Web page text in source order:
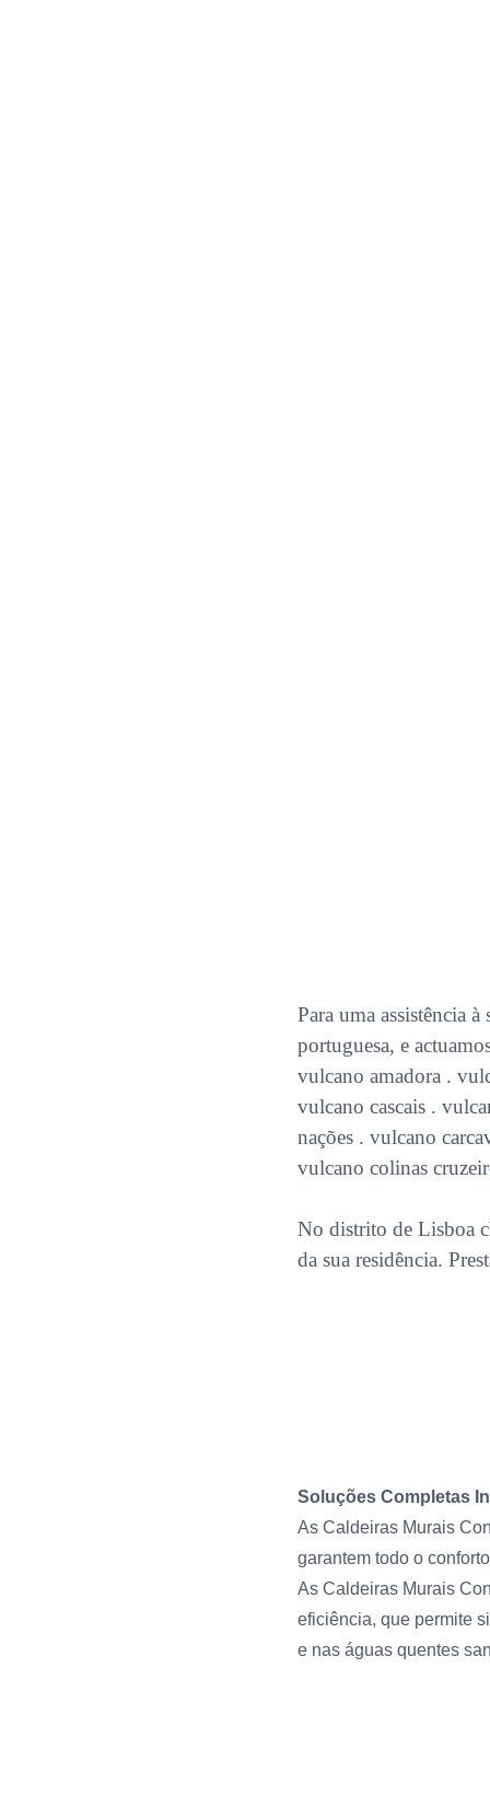
Para uma assistência
portuguesa, e
vulcano amadora .
vulcano cascais .
nações . vulcano
vulcano colinas
No distrito de Lisboa
da sua residência.
Soluções Completas
As Caldeiras Murais
garantem todo o
As Caldeiras Murais
eficiência, que permite
e nas águas quentes